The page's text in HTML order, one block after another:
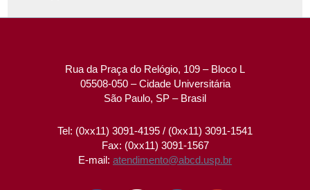
Rua da Praça do Relógio, 109 – Bloco L
05508-050 – Cidade Universitária
São Paulo, SP – Brasil
Tel: (0xx11) 3091-4195 / (0xx11) 3091-1541
Fax: (0xx11) 3091-1567
E-mail: atendimento@abcd.usp.br